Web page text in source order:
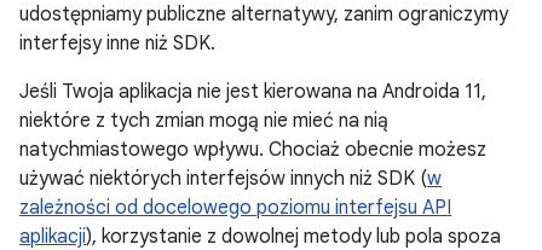
udostępniamy publiczne alternatywy, zanim ograniczymy
interfejsy inne niż SDK.
Jeśli Twoja aplikacja nie jest kierowana na Androida 11,
niektóre z tych zmian mogą nie mieć na nią
natychmiastowego wpływu. Chociaż obecnie możesz
używać niektórych interfejsów innych niż SDK (w
zależności od docelowego poziomu interfejsu API
aplikacji), korzystanie z dowolnej metody lub pola spoza